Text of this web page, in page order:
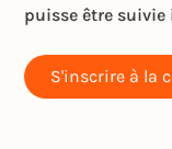
puisse être
S'inscrire à la